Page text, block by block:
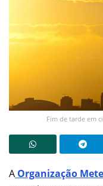
Fim de tarde em
A Organização